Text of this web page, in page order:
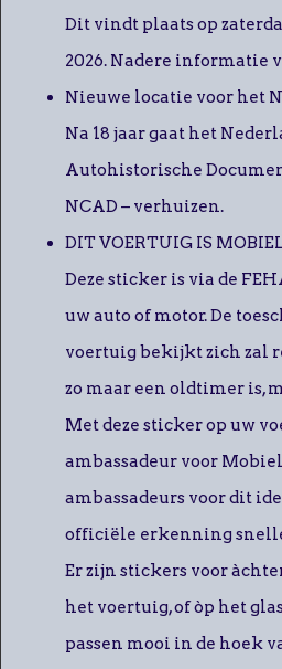
Dit vindt plaats op
2026. Nadere informatie
Nieuwe locatie voor het
Na 18 jaar gaat het
Autohistorische
NCAD – verhuizen.
DIT VOERTUIG IS
Deze sticker is via de
uw auto of motor. De
voertuig bekijkt zich zal
zo maar een oldtimer is,
Met deze sticker op uw
ambassadeur voor
ambassadeurs voor dit
officiële erkenning
Er zijn stickers voor
het voertuig, of òp het
passen mooi in de hoek